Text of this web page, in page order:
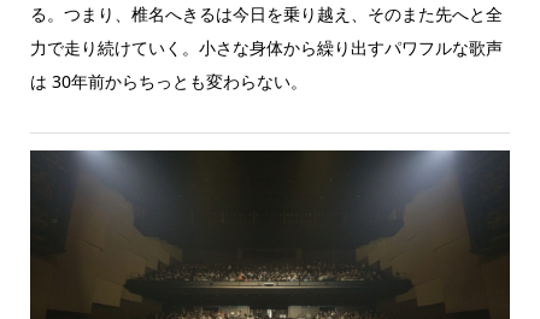
る。つまり、椎名へきるは今日を乗り越え、そのまた先へと全
力で走り続けていく。小さな身体から繰り出すパワフルな歌声
は 30年前からちっとも変わらない。